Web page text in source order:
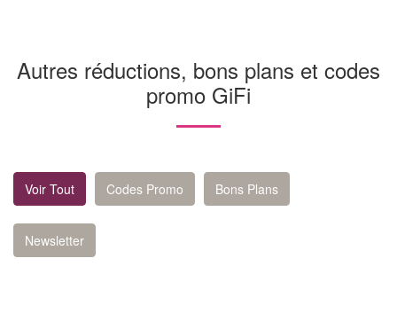
Autres réductions, bons plans et codes
promo GiFi
Voir Tout Codes Promo Bons Plans
Newsletter